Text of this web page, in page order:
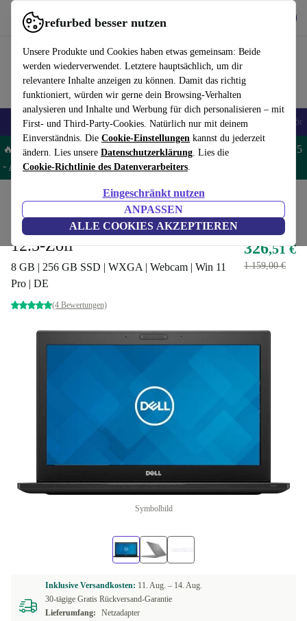
refurbed besser nutzen
Unsere Produkte und Cookies haben etwas gemeinsam: Beide
werden wiederverwendet. Letztere hauptsächlich, um dir
relevantere Inhalte anzeigen zu können. Damit das richtig
funktioniert, würden wir gerne dein Browsing-Verhalten
analysieren und Inhalte und Werbung für dich personalisieren – mit
First- und Third-Party-Cookies. Natürlich nur mit deinem
Einverständnis. Die Cookie-Einstellungen kannst du jederzeit
ändern. Lies unsere Datenschutzerklärung. Lies die
Cookie-Richtlinie des Datenverarbeiters.
Eingeschränkt nutzen
ANPASSEN
ALLE COOKIES AKZEPTIEREN
refurbed schnell und einfach nutzen
🎒 Back to school Handys Laptops Tablets Smartwatches Zubehör
🔥 Spare 5% EXTRA auf MacBooks und iPads – Code: MACPAD5
- AGB
Laptops Dell Laptops
Dell Latitude 7290 | i5-8350U |
12.5-Zoll
8 GB | 256 GB SSD | WXGA | Webcam | Win 11
Pro | DE
(4 Bewertungen)
326,51 €
1.159,00 €
Symbolbild
Inklusive Versandkosten: 11. Aug. – 14. Aug.
30-tägige Gratis Rückversand-Garantie
Lieferumfang:
Netzadapter